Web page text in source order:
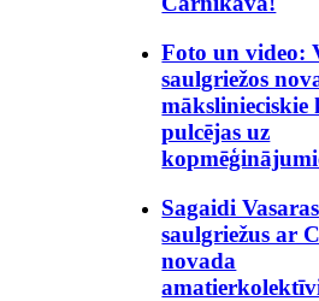
Foto un video:
saulgriežos
mākslinieciskie
pulcējas uz
Sagaidi Vasaras
saulgriežus ar
novada